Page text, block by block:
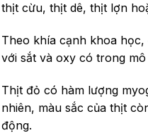
thịt cừu, thịt dê, thịt lợn
Theo khía cạnh khoa
với sắt và oxy có trong
Thịt đỏ có hàm lượng
nhiên, màu sắc của thịt
động.